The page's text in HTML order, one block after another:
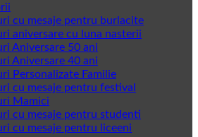
cu mesaje pentru burlacite
aniversare cu luna nasterii
Aniversare 50 ani
Aniversare 40 ani
Personalizate Familie
cu mesaje pentru festival
Mamici
cu mesaje pentru studenti
cu mesaje pentru liceeni